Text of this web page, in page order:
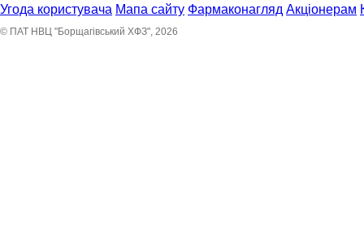
Угода користувача Мапа сайту Фармаконагляд Акціонерам
© ПАТ НВЦ "Борщагівський ХФЗ", 2026